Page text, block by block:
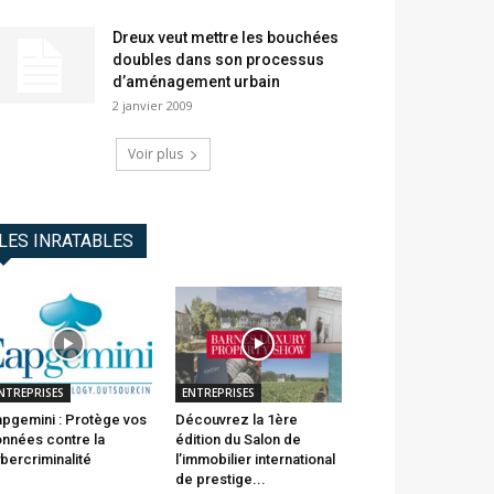
Dreux veut mettre les bouchées
doubles dans son processus
d’aménagement urbain
2 janvier 2009
Voir plus
INRATABLES
: Protège vos
contre la
ENTREPRISES
Découvrez la 1ère
édition du Salon de
l’immobilier international
de prestige...